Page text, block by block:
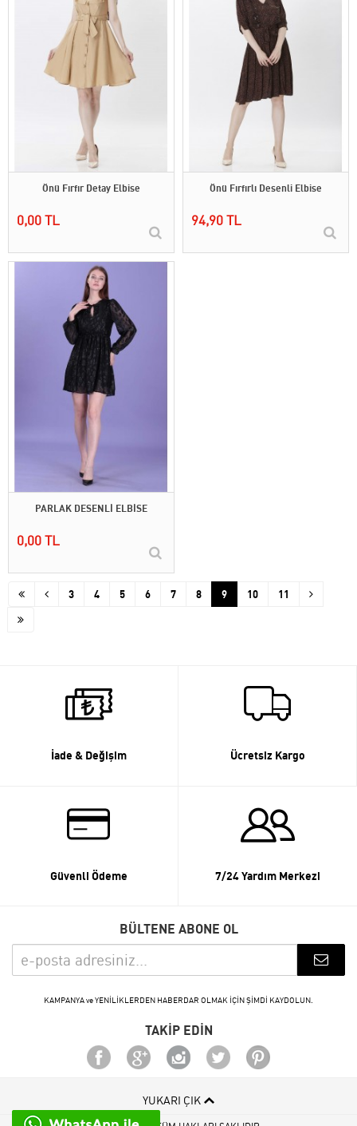
Önü Fırfır Detay Elbise
0,00 TL
Önü Fırfırlı Desenli Elbise
94,90 TL
PARLAK DESENLİ ELBİSE
0,00 TL
3 4 5 6 7 8 9 10 11
İade & Değişim Ücretsiz Kargo
Güvenli Ödeme 7/24 Yardım Merkezi
BÜLTENE ABONE OL
KAMPANYA ve YENİLİKLERDEN HABERDAR OLMAK İÇİN ŞİMDİ KAYDOLUN.
TAKİP EDİN
YUKARI ÇIK